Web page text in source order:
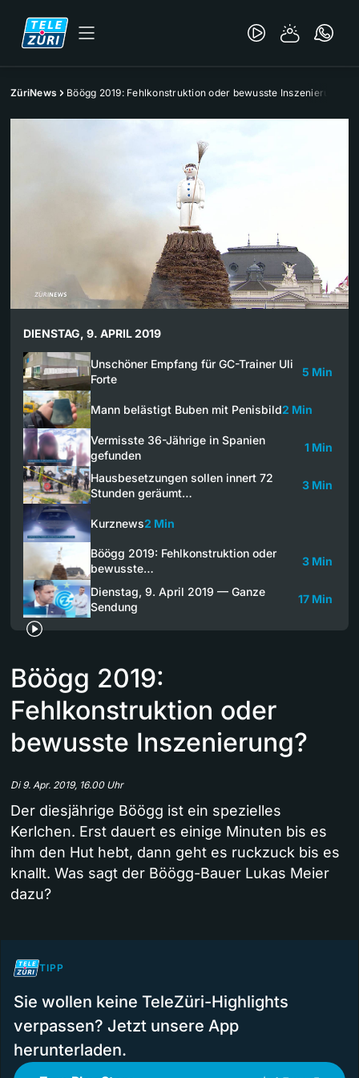
ZüriNews Böögg 2019: Fehlkonstruktion oder bewusste Inszenierung?
DIENSTAG, 9. APRIL 2019
Unschöner Empfang für GC-Trainer Uli
Forte
5 Min
Mann belästigt Buben mit Penisbild2 Min
Vermisste 36-Jährige in Spanien
gefunden
1 Min
Hausbesetzungen sollen innert 72
Stunden geräumt…
3 Min
Kurznews2 Min
Böögg 2019: Fehlkonstruktion oder
bewusste…
3 Min
Dienstag, 9. April 2019 — Ganze
Sendung
17 Min
Böögg 2019:
Fehlkonstruktion oder
bewusste Inszenierung?
Di 9. Apr. 2019, 16.00 Uhr
Der diesjährige Böögg ist ein spezielles
Kerlchen. Erst dauert es einige Minuten bis es
ihm den Hut hebt, dann geht es ruckzuck bis es
knallt. Was sagt der Böögg-Bauer Lukas Meier
dazu?
TIPP
Sie wollen keine TeleZüri-Highlights
verpassen? Jetzt unsere App
herunterladen.